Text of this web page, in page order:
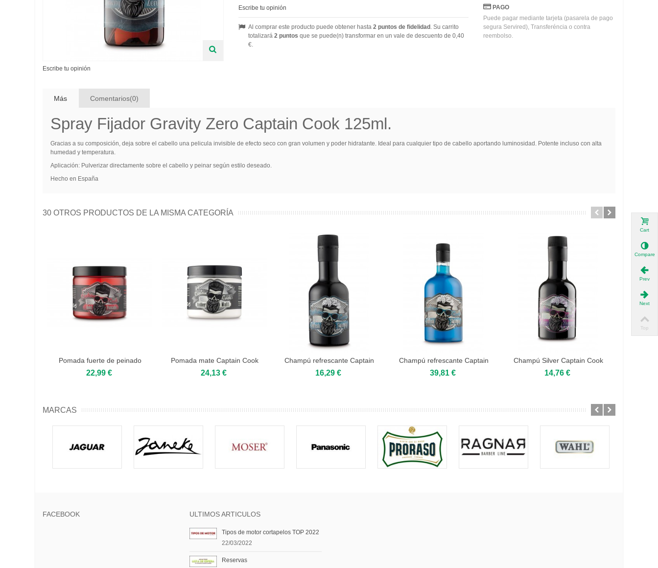
Escribe tu opinión
Escribe tu opinión
Al comprar este producto puede obtener hasta 2 puntos de fidelidad. Su carrito
totalizará 2 puntos que se puede(n) transformar en un vale de descuento de 0,40
€.
PAGO
Puede pagar mediante tarjeta (pasarela de pago
segura Servired), Transferéncia o contra
reembolso.
Más Comentarios(0)
Spray Fijador Gravity Zero Captain Cook 125ml.
Gracias a su composición, deja sobre el cabello una pelicula invisible de efecto seco con gran volumen y poder hidratante. Ideal para cualquier tipo de cabello aportando luminosidad. Potente incluso con alta
humedad y temperatura.
Aplicación: Pulverizar directamente sobre el cabello y peinar según estilo deseado.
Hecho en España
30 OTROS PRODUCTOS DE LA MISMA CATEGORÍA
Pomada fuerte de peinado
Captain...
22,99 €
Pomada mate Captain Cook
200ml.
24,13 €
Champú refrescante Captain
Cook...
16,29 €
Champú refrescante Captain
Cook...
39,81 €
Champú Silver Captain Cook
250ml.
14,76 €
MARCAS
FACEBOOK ULTIMOS ARTICULOS
Tipos de motor cortapelos TOP 2022
22/03/2022
Reservas
Cart
Compare
Prev
Next
Top